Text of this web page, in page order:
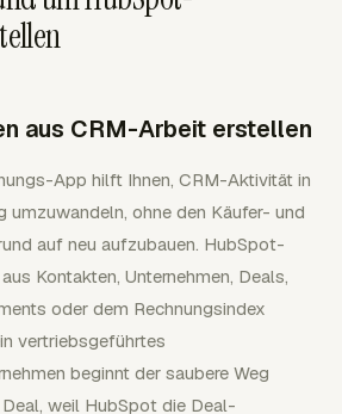
aus CRM-Arbeit erstellen
App hilft Ihnen, CRM-Aktivität in
umzuwandeln, ohne den Käufer- und
auf neu aufzubauen. HubSpot-
Kontakten, Unternehmen, Deals,
oder dem Rechnungsindex
vertriebsgeführtes
beginnt der saubere Weg
weil HubSpot die Deal-